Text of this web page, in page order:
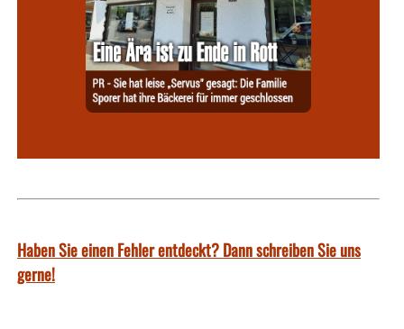
Haben Sie einen Fehler entdeckt? Dann schreiben Sie uns
gerne!